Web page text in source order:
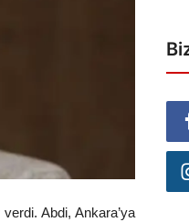
Abdi, Ankara’ya